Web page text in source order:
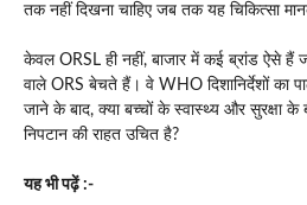
तक नहीं दिखना चाहिए जब तक यह चिकित्सा
केवल ORSL ही नहीं, बाजार में कई ब्रांड ऐसे हैं
वाले ORS बेचते हैं। वे WHO दिशानिर्देशों का
जाने के बाद, क्या बच्चों के स्वास्थ्य और सुरक्षा के
निपटान की राहत उचित है?
यह भी पढ़ें :-